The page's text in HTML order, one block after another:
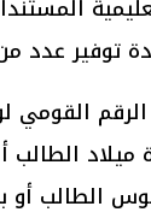
توفير عدد من
القومي
الطالب
الطالب أو